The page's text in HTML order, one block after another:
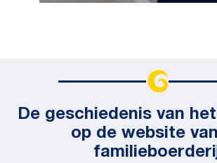
De geschiedenis van
op de website